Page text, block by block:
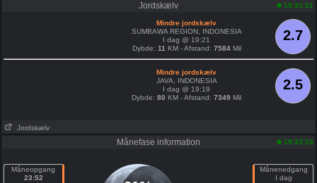
Jordskælv 19:31:31
2.7
Mindre jordskælv
SUMBAWA REGION, INDONESIA
I dag @ 19:21
Dybde: 11 KM - Afstand: 7584Mil
2.5
Mindre jordskælv
JAVA, INDONESIA
I dag @ 19:19
Dybde:80 KM - Afstand:7349 Mil
Jordskælv
Månefase information 19:33:10
Måneopgang
23:52
Månenedgang
I dag